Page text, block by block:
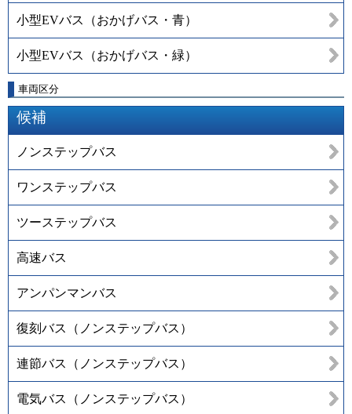
小型EVバス（おかげバス・青）
小型EVバス（おかげバス・緑）
車両区分
候補
ノンステップバス
ワンステップバス
ツーステップバス
高速バス
アンパンマンバス
復刻バス（ノンステップバス）
連節バス（ノンステップバス）
電気バス（ノンステップバス）